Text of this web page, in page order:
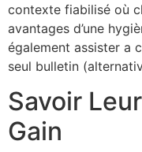
contexte fiabilisé où
avantages d’une
également assister a
seul bulletin
Savoir
Gain